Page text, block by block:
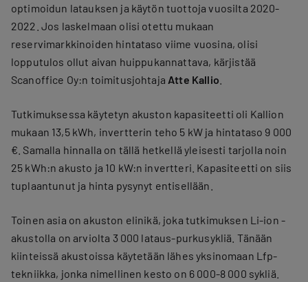
optimoidun latauksen ja käytön tuottoja vuosilta 2020-
2022. Jos laskelmaan olisi otettu mukaan
reservimarkkinoiden hintataso viime vuosina, olisi
lopputulos ollut aivan huippukannattava, kärjistää
Scanoffice Oy:n toimitusjohtaja Atte Kallio
Tutkimuksessa käytetyn akuston kapasiteetti oli Kallion
mukaan 13,5 kWh, invertterin teho 5 kW ja hintataso 9 000
€. Samalla hinnalla on tällä hetkellä yleisesti tarjolla noin
25 kWh:n akusto ja 10 kW:n invertteri. Kapasiteetti on siis
tuplaantunut ja hinta pysynyt entisellään.
Toinen asia on akuston elinikä, joka tutkimuksen Li-ion -
akustolla on arviolta 3 000 lataus-purkusykliä. Tänään
kiinteissä akustoissa käytetään lähes yksinomaan Lfp-
tekniikka, jonka nimellinen kesto on 6 000-8 000 sykliä.